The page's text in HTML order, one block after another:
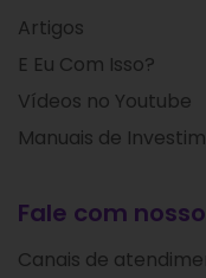
Artigos
E Eu Com Isso?
Vídeos no Youtube
Manuais de
Fale com
Canais de